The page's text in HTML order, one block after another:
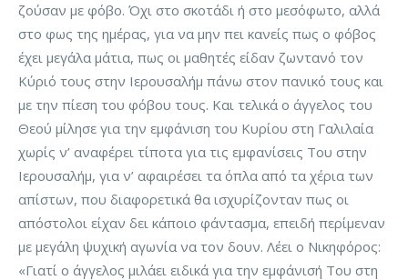
ζούσαν με φόβο. Όχι στο σκοτάδι ή στο μεσόφωτο, αλλά
στο φως της ημέρας, για να μην πει κανείς πως ο φόβος
έχει μεγάλα μάτια, πως οι μαθητές είδαν ζωντανό τον
Κύριό τους στην Ιερουσαλήμ πάνω στον πανικό τους και
με την πίεση του φόβου τους. Και τελικά ο άγγελος του
Θεού μίλησε για την εμφάνιση του Κυρίου στη Γαλιλαία
χωρίς ν’ αναφέρει τίποτα για τις εμφανίσεις Του στην
Ιερουσαλήμ, για ν’ αφαιρέσει τα όπλα από τα χέρια των
απίστων, που διαφορετικά θα ισχυρίζονταν πως οι
απόστολοι είχαν δει κάποιο φάντασμα, επειδή περίμεναν
με μεγάλη ψυχική αγωνία να τον δουν. Λέει ο Νικηφόρος:
«Γιατί ο άγγελος μιλάει ειδικά για την εμφάνισή Του στη